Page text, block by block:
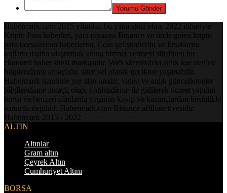
Habermark.com 2015 yılından bu yana aktif olan, 2022 itibariyle
Kripto Para haberleri, para piyasası Binance ve önde gelen kripto
para borsalarının haberlerini, Coin gelişmelerini ve fırsatlarını
kullanıcılarına ulaştırmak adına hizmet vermeyi sürdüren bir
ekonomi haber sitesi markasıdır. Web sitemizdeki anlık kur verileri
bilgilendirme amaçlıdır, sitemsel olarak gecikme yaşanabilir.
Habermark üzerinde yer alan analiz, video ve anlık güncellemeler
bilgilendirme amaçlı olup, yönlendirme ile gidilerek ticaret yapılan
borsa ve benzeri alanlarda yaşanan kayıp ve kazançlardan kesinlikle
sorumlu değildir. Habermark.com Binance affiliate üyesidir.
Habermark 2015 - 2022
ALTIN
Altınlar
Gram altın
Çeyrek Altın
Cumhuriyet Altını
BORSA